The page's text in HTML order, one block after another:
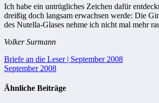
Ich habe ein untrügliches Zeichen dafür
dreißig doch langsam erwachsen werde: Die
des Nutella-Glases nehme ich nicht mal mehr
Volker Surmann
Beitragsnavigation
Briefe an die Leser | September 2008
September 2008
Ähnliche Beiträge